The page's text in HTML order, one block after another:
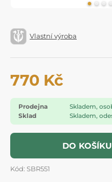
Vlastní výroba
770 Kč
Prodejna
Skladem,
Sklad
Skladem,
DO KOŠÍKU
Kód: SBR551